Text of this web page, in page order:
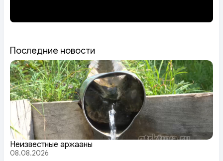
Последние новости
Неизвестные аржааны
08.08.2026